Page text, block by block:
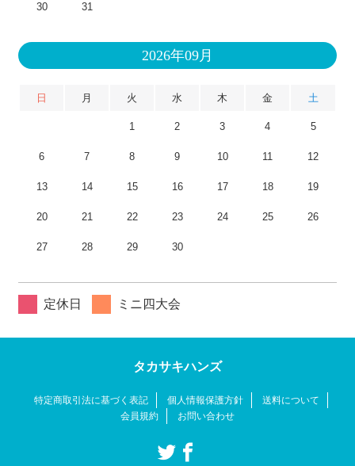
30 31
2026年09月
日 月 火 水 木 金 土
1 2 3 4 5
6 7 8 9 10 11 12
13 14 15 16 17 18 19
20 21 22 23 24 25 26
27 28 29 30
定休日 ミニ四大会
タカサキハンズ
特定商取引法に基づく表記 個人情報保護方針
送料について
会員規約
お問い合わせ